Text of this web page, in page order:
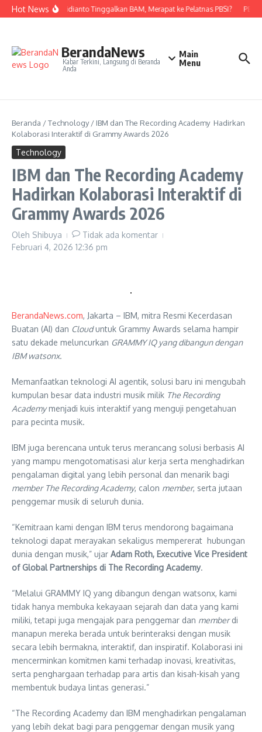
Lewati ke konten
Hot NewsNova Widianto Tinggalkan BAM, Merapat ke Pelatnas PBSI? PBSI
BerandaNews
Kabar Terkini, Langsung di Beranda
Anda
Main
Menu
Beranda /Technology/ IBM dan The Recording Academy Hadirkan
Kolaborasi Interaktif di Grammy Awards 2026
Technology
IBM dan The Recording Academy
Hadirkan Kolaborasi Interaktif di
Grammy Awards 2026
Oleh Shibuya
Tidak ada komentar
Februari 4, 2026 12:36 pm
BerandaNews.com, Jakarta – IBM, mitra Resmi Kecerdasan
Buatan (AI) dan Clouduntuk Grammy Awards selama hampir
satu dekade meluncurkan GRAMMY IQ yang dibangun dengan
IBM watsonx.
Memanfaatkan teknologi AI agentik, solusi baru ini mengubah
kumpulan besar data industri musik milik The Recording
Academymenjadi kuis interaktif yang menguji pengetahuan
para pecinta musik.
IBM juga berencana untuk terus merancang solusi berbasis AI
yang mampu mengotomatisasi alur kerja serta menghadirkan
pengalaman digital yang lebih personal dan menarik bagi
member The Recording Academy, calon member, serta jutaan
penggemar musik di seluruh dunia.
“Kemitraan kami dengan IBM terus mendorong bagaimana
teknologi dapat merayakan sekaligus mempererat hubungan
dunia dengan musik,” ujar Adam Roth, Executive Vice President
of Global Partnerships di The Recording Academy.
“Melalui GRAMMY IQ yang dibangun dengan watsonx, kami
tidak hanya membuka kekayaan sejarah dan data yang kami
miliki, tetapi juga mengajak para penggemar dan memberdi
manapun mereka berada untuk berinteraksi dengan musik
secara lebih bermakna, interaktif, dan inspiratif. Kolaborasi ini
mencerminkan komitmen kami terhadap inovasi, kreativitas,
serta penghargaan terhadap para artis dan kisah-kisah yang
membentuk budaya lintas generasi.”
“The Recording Academy dan IBM menghadirkan pengalaman
yang lebih dekat bagi para penggemar dengan musik yang